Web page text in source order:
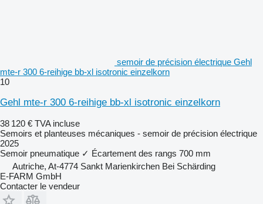
semoir de précision électrique Gehl
mte-r 300 6-reihige bb-xl isotronic einzelkorn
10
Gehl mte-r 300 6-reihige bb-xl isotronic einzelkorn
38 120 € TVA incluse
Semoirs et planteuses mécaniques - semoir de précision électrique
2025
Semoir pneumatique ✓ Écartement des rangs 700 mm
Autriche, At-4774 Sankt Marienkirchen Bei Schärding
E-FARM GmbH
Contacter le vendeur